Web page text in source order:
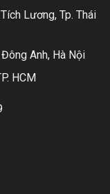
Lương, Tp. Thái
Anh, Hà Nội
HCM